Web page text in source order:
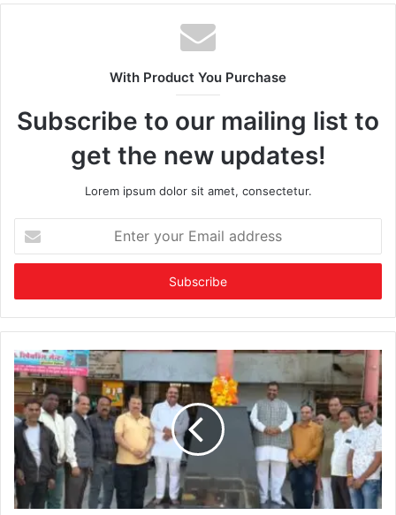
With Product You Purchase
Subscribe to our mailing list to
get the new updates!
Lorem ipsum dolor sit amet, consectetur.
your
Email